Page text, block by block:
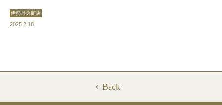
伊勢丹会館店
2025.2.18
Back